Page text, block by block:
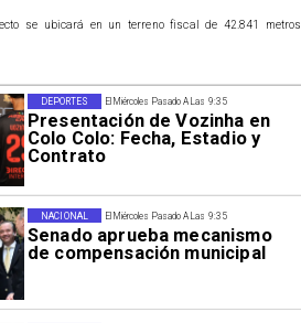
El Miércoles Pasado A Las 9:35
Presentación de Vozinha en
Colo Colo: Fecha, Estadio y
Contrato
DEPORTES
El Miércoles Pasado A Las 9:35
Senado aprueba mecanismo
de compensación municipal
NACIONAL
se ubicará en un terreno fiscal de 42.841 metros